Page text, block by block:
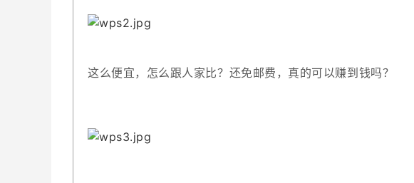
这么便宜，怎么跟人家比？还免邮费，真的可以赚到钱吗？